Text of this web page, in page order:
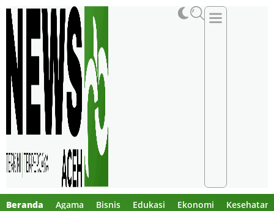
Beranda Agama Bisnis Edukasi Ekonomi Kesehatan